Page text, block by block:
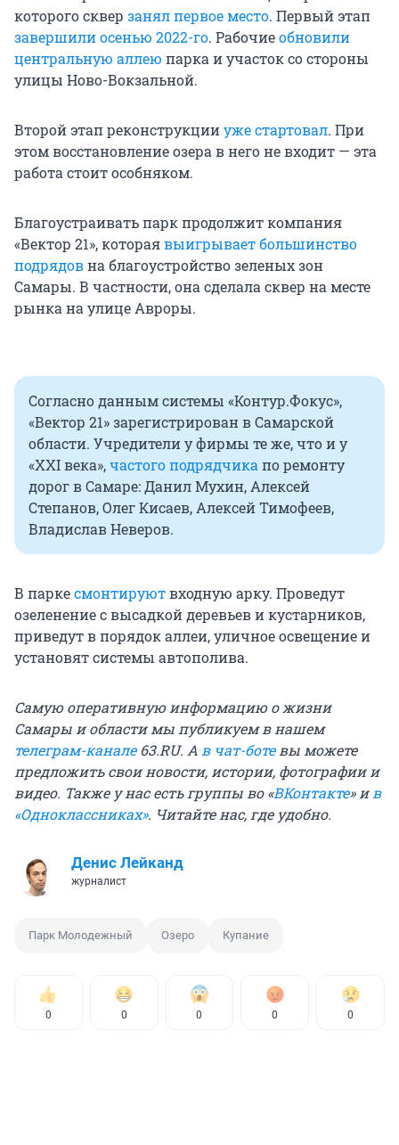
которого сквер занял первое место. Первый этап
завершили осенью 2022-го. Рабочиеобновили
центральную аллею парка и участок со стороны
улицы Ново-Вокзальной.
Второй этап реконструкцииуже стартовал. При
этом восстановление озера в него не входит — эта
работа стоит особняком.
Благоустраивать парк продолжит компания
«Вектор 21», котораявыигрывает большинство
подрядовна благоустройство зеленых зон
Самары. В частности, она сделала сквер на месте
рынка на улице Авроры.
Согласно данным системы «Контур.Фокус»,
«Вектор 21» зарегистрирован в Самарской
области. Учредители у фирмы те же, что и у
«XXI века»,частого подрядчика по ремонту
дорог в Самаре: Данил Мухин, Алексей
Степанов, Олег Кисаев, Алексей Тимофеев,
Владислав Неверов.
В паркесмонтируютвходную арку. Проведут
озеленение с высадкой деревьев и кустарников,
приведут в порядок аллеи, уличное освещение и
установят системы автополива.
Самую оперативную информацию о жизни
Самары и области мы публикуем в нашем
телеграм-канале63.RU. А в чат-ботевы можете
предложить свои новости, истории, фотографии и
видео. Также у нас есть группы во «ВКонтакте»и в
«Одноклассниках». Читайте нас, где удобно.
Денис Лейканд
журналист
Парк Молодежный Озеро Купание
0 0 0 0 0